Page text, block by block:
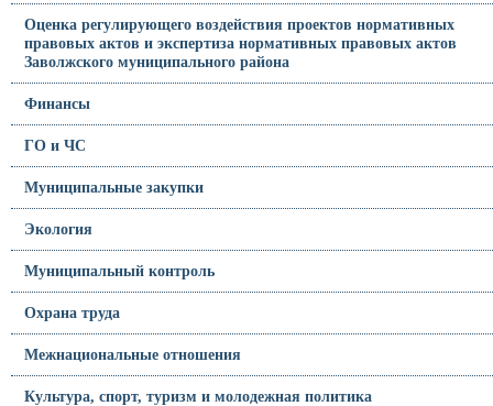
Оценка регулирующего воздействия проектов нормативных
правовых актов и экспертиза нормативных правовых актов
Заволжского муниципального района
Финансы
ГО и ЧС
Муниципальные закупки
Экология
Муниципальный контроль
Охрана труда
Межнациональные отношения
Культура, спорт, туризм и молодежная политика